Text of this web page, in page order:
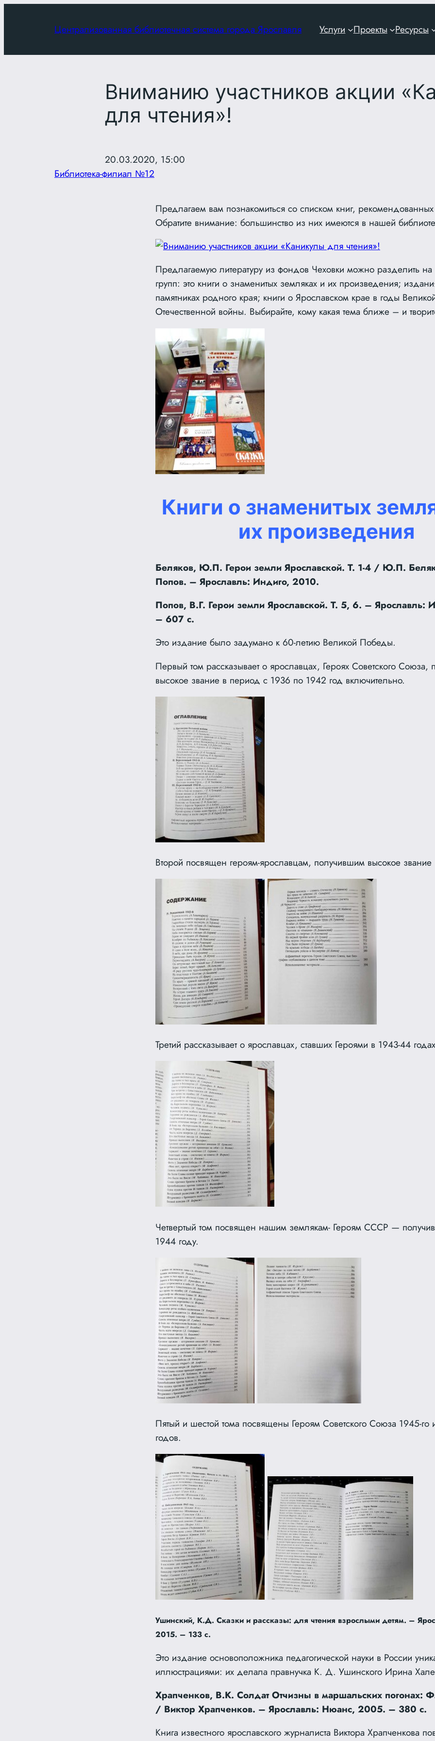
Централизованная библиотечная система города Ярославля Услуги Проекты Ресурсы
Вниманию участников акции
для чтения»!
20.03.2020, 15:00
Библиотека-филиал №12
Предлагаем вам познакомиться со списком книг,
Обратите внимание: большинство из них имеются в нашей
Предлагаемую литературу из фондов Чеховки можно разделить на
групп: это книги о знаменитых земляках и их произведения;
памятниках родного края; книги о Ярославском крае в годы
Отечественной войны. Выбирайте, кому какая тема ближе – и
Книги о знаменитых
их произведения
Беляков, Ю.П. Герои земли Ярославской. Т. 1-4 / Ю.П.
Попов. – Ярославль: Индиго, 2010.
Попов, В.Г. Герои земли Ярославской. Т. 5, 6. – Ярославль:
– 607 с.
Это издание было задумано к 60-летию Великой Победы.
Первый том рассказывает о ярославцах, Героях Советского Союза,
высокое звание в период с 1936 по 1942 год включительно.
Второй посвящен героям-ярославцам, получившим высокое звание
Третий рассказывает о ярославцах, ставших Героями в 1943-44
Четвертый том посвящен нашим землякам- Героям СССР —
1944 году.
Пятый и шестой тома посвящены Героям Советского Союза 1945-
годов.
Ушинский, К.Д. Сказки и рассказы: для чтения взрослыми детям. –
2015. – 133 с.
Это издание основоположника педагогической науки в России
иллюстрациями: их делала правнучка К. Д. Ушинского Ирина
Храпченков, В.К. Солдат Отчизны в маршальских погонах:
/ Виктор Храпченков. – Ярославль: Нюанс, 2005. – 380 с.
Книга известного ярославского журналиста Виктора Храпченкова